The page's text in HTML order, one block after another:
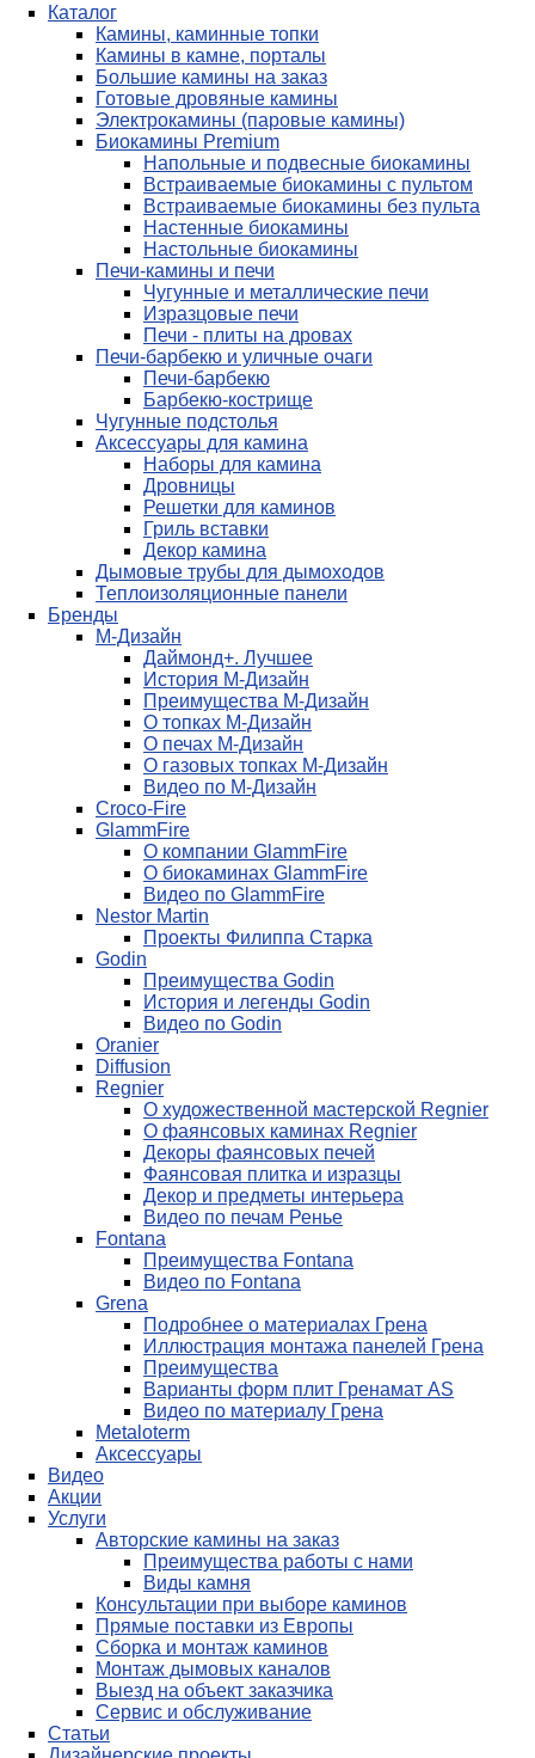
Каталог
Камины, каминные топки
Камины в камне, порталы
Большие камины на заказ
Готовые дровяные камины
Электрокамины (паровые камины)
Биокамины Premium
Напольные и подвесные биокамины
Встраиваемые биокамины с пультом
Встраиваемые биокамины без пульта
Настенные биокамины
Настольные биокамины
Печи-камины и печи
Чугунные и металлические печи
Изразцовые печи
Печи - плиты на дровах
Печи-барбекю и уличные очаги
Печи-барбекю
Барбекю-кострище
Чугунные подстолья
Аксессуары для камина
Наборы для камина
Дровницы
Решетки для каминов
Гриль вставки
Декор камина
Дымовые трубы для дымоходов
Теплоизоляционные панели
Бренды
М-Дизайн
Даймонд+. Лучшее
История М-Дизайн
Преимущества М-Дизайн
О топках М-Дизайн
О печах М-Дизайн
О газовых топках М-Дизайн
Видео по М-Дизайн
Croco-Fire
GlammFire
О компании GlammFire
О биокаминах GlammFire
Видео по GlammFire
Nestor Martin
Проекты Филиппа Старка
Godin
Преимущества Godin
История и легенды Godin
Видео по Godin
Oranier
Diffusion
Regnier
О художественной мастерской Regnier
О фаянсовых каминах Regnier
Декоры фаянсовых печей
Фаянсовая плитка и изразцы
Декор и предметы интерьера
Видео по печам Ренье
Fontana
Преимущества Fontana
Видео по Fontana
Grena
Подробнее о материалах Грена
Иллюстрация монтажа панелей Грена
Преимущества
Варианты форм плит Гренамат AS
Видео по материалу Грена
Metaloterm
Аксессуары
Видео
Акции
Услуги
Авторские камины на заказ
Преимущества работы с нами
Виды камня
Консультации при выборе каминов
Прямые поставки из Европы
Сборка и монтаж каминов
Монтаж дымовых каналов
Выезд на объект заказчика
Сервис и обслуживание
Статьи